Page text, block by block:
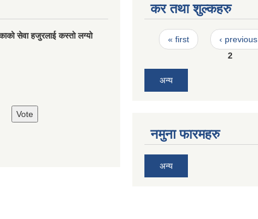
सेवा हजुरलाई कस्तो लग्यो
कर तथा शुल्कहरु
Pages
« first ‹ previous
2
अन्य
नमुना फारमहरु
अन्य